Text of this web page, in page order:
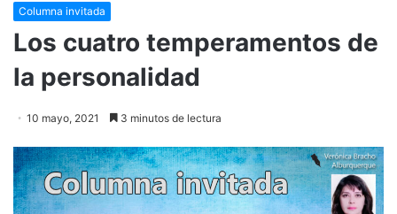
Columna invitada
Los cuatro temperamentos de
la personalidad
10 mayo, 2021 3 minutos de lectura